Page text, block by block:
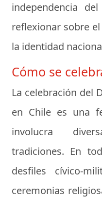
independencia
reflexionar sobre
la identidad
Cómo se
La celebración del
en Chile es una
involucra
tradiciones. En
desfiles cívico-
ceremonias